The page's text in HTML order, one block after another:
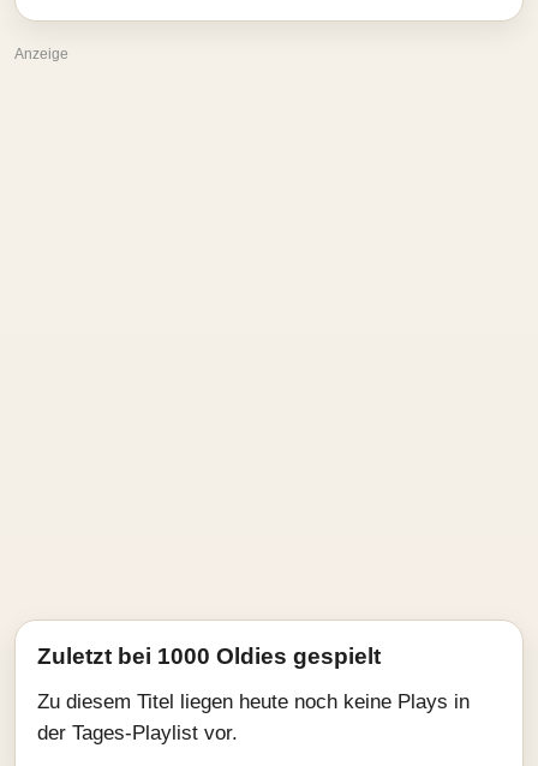
Anzeige
Zuletzt bei 1000 Oldies gespielt
Zu diesem Titel liegen heute noch keine Plays in
der Tages-Playlist vor.